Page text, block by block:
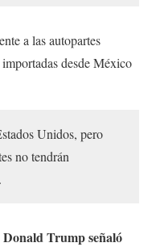
a las autopartes
desde México
Unidos, pero
no tendrán
Donald Trump señaló